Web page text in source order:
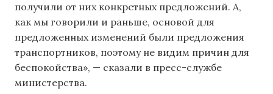
получили от них конкретных предложений. А,
как мы говорили и раньше, основой для
предложенных изменений были предложения
транспортников, поэтому не видим причин для
беспокойства», — сказали в пресс-службе
министерства.